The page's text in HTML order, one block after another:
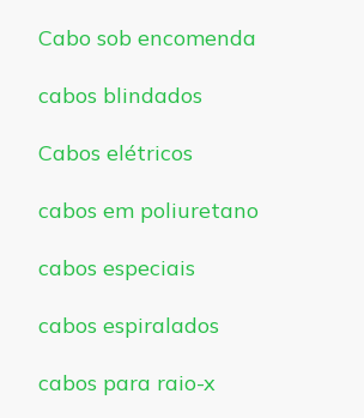
Cabo sob encomenda
cabos blindados
Cabos elétricos
cabos em poliuretano
cabos especiais
cabos espiralados
cabos para raio-x